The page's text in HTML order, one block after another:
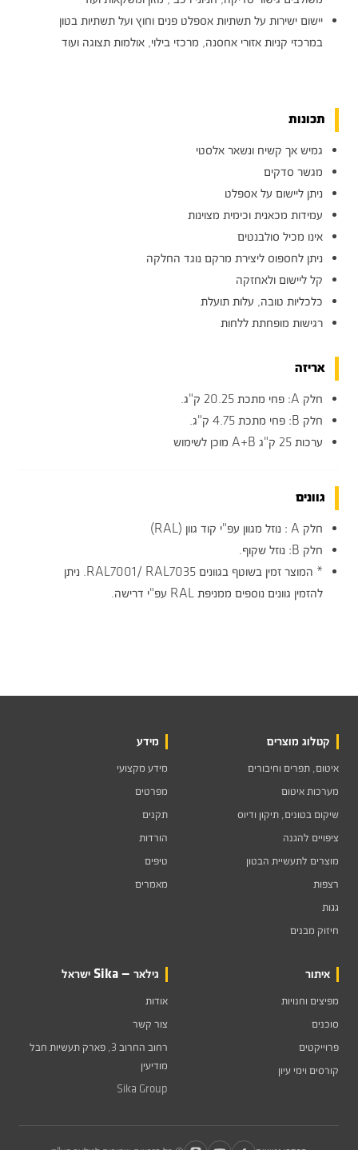
יישום ישירות על תשתיות אספלט פנים וחוץ ועל תשתיות בטון
במרכזי קניות אזורי אחסנה, מרכזי בילוי, אולמות תצוגה ועוד
תכונות
גמיש אך קשיח ונשאר אלסטי
מגשר סדקים
ניתן ליישום על אספלט
עמידות מכאנית וכימית מצוינות
אינו מכיל סולבנטים
ניתן לחספוס ליצירת מרקם נוגד החלקה
קל ליישום ולאחזקה
כלכליות טובה, עלות תועלת
רגישות מופחתת ללחות
אריזה
חלק A: פחי מתכת 20.25 ק"ג.
חלק B: פחי מתכת 4.75 ק"ג.
ערכות 25 ק"ג A+B מוכן לשימוש
גוונים
חלק A : נוזל מגוון עפ"י קוד גוון (RAL)
חלק B: נוזל שקוף.
* המוצר זמין בשוטף בגוונים RAL7001/ RAL7035. ניתן
להזמין גוונים נוספים ממניפת RAL עפ"י דרישה.
קטלוג מוצרים
איטום, תפרים וחיבורים
מערכות איטום
שיקום בטונים, תיקון ודיוס
ציפויים להגנה
מוצרים לתעשיית הבטון
רצפות
גגות
חיזוק מבנים
מידע
מידע מקצועי
מפרטים
תקנים
הורדות
טיפים
מאמרים
איתור
מפיצים וחנויות
סוכנים
פרוייקטים
קורסים וימי עיון
גילאר — Sika ישראל
אודות
צור קשר
רחוב החרוב 3, פארק תעשיות חבל
מודיעין
Sika Group